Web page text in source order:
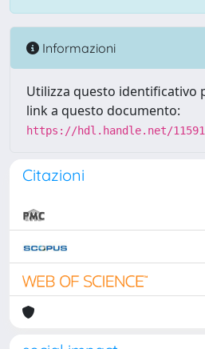
Informazioni
Utilizza questo identificativo
link a questo documento:
https://hdl.handle.net/
Citazioni